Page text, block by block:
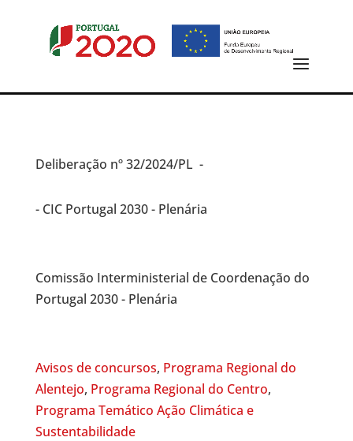
Deliberação nº 32/2024/PL -
- CIC Portugal 2030 - Plenária
Comissão Interministerial de Coordenação do
Portugal 2030 - Plenária
Avisos de concursos, Programa Regional do
Alentejo, Programa Regional do Centro,
Programa Temático Ação Climática e
Sustentabilidade